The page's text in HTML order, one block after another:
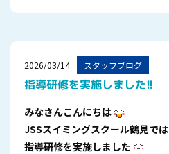
2026/03/14 スタッフブログ
指導研修を実施しました!!
みなさんこんにちは
JSSスイミングスクール鶴見では
指導研修を実施しました